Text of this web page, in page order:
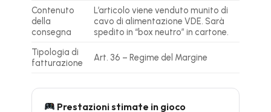
Contenuto
della
consegna
L’articolo viene venduto munito di
cavo di alimentazione VDE. Sarà
spedito in “box neutro” in cartone.
Tipologia di
fatturazione
Art. 36 – Regime del Margine
Prestazioni stimate in gioco